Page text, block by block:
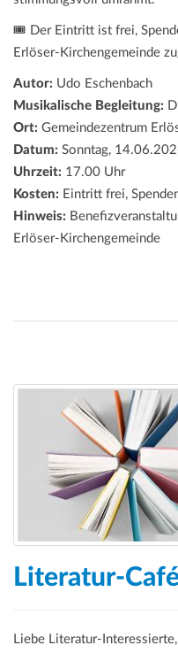
🎟️ Der Eintritt ist frei,
Erlöser-Kirchengemeinde
Autor: Udo Eschenbach
Musikalische Begleitung:
Ort: Gemeindezentrum
Datum: Sonntag,
Uhrzeit: 17.00 Uhr
Kosten: Eintritt frei,
Hinweis:
Erlöser-Kirchengemeinde
Literatur-
Liebe Literatur-